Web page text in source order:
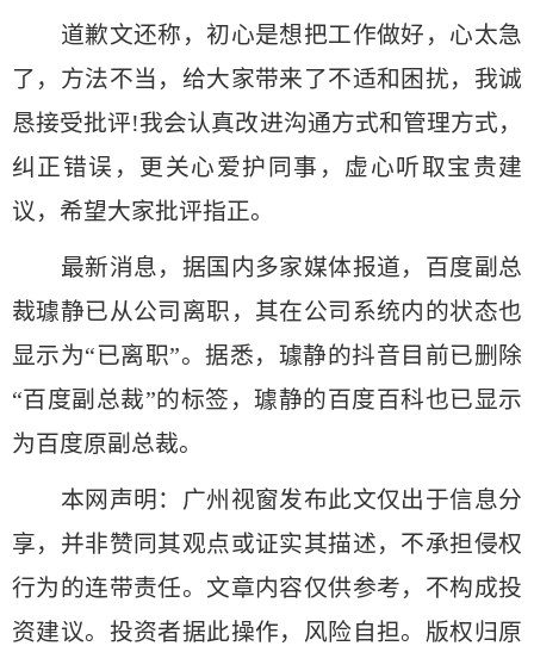
道歉文还称，初心是想把工作做好，心太急
了，方法不当，给大家带来了不适和困扰，我诚
恳接受批评!我会认真改进沟通方式和管理方式，
纠正错误，更关心爱护同事，虚心听取宝贵建
议，希望大家批评指正。
最新消息，据国内多家媒体报道，百度副总
裁璩静已从公司离职，其在公司系统内的状态也
显示为“已离职”。据悉，璩静的抖音目前已删除
“百度副总裁”的标签，璩静的百度百科也已显示
为百度原副总裁。
本网声明：广州视窗发布此文仅出于信息分
享，并非赞同其观点或证实其描述，不承担侵权
行为的连带责任。文章内容仅供参考，不构成投
资建议。投资者据此操作，风险自担。版权归原